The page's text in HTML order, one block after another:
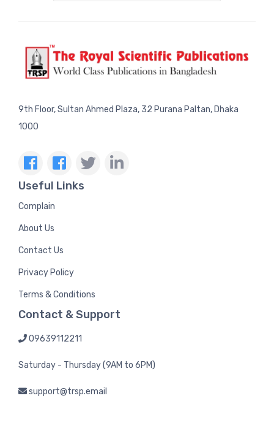
9th Floor, Sultan Ahmed Plaza, 32 Purana Paltan, Dhaka
1000
Useful Links
Complain
About Us
Contact Us
Privacy Policy
Terms & Conditions
Contact & Support
09639112211
Saturday - Thursday (9AM to 6PM)
support@trsp.email